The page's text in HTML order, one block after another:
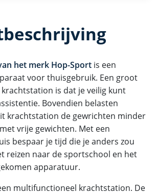
het merk Hop-Sport is een
voor thuisgebruik. Een groot
is dat je veilig kunt
Bovendien belasten
krachtstation de gewrichten minder
vrije gewichten. Met een
bespaar je tijd die je anders zou
reizen naar de sportschool en het
apparatuur.
multifunctioneel krachtstation. De